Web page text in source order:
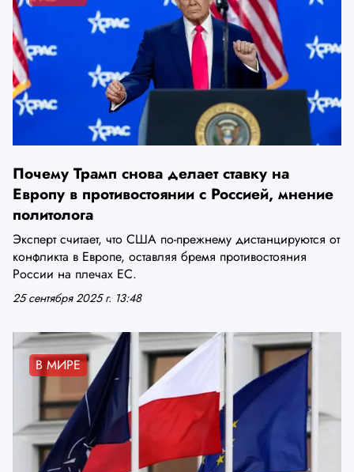
Почему Трамп снова делает ставку на
Европу в противостоянии с Россией, мнение
политолога
Эксперт считает, что США по-прежнему дистанцируются от
конфликта в Европе, оставляя бремя противостояния
России на плечах ЕС.
25 сентября 2025 г. 13:48
В МИРЕ